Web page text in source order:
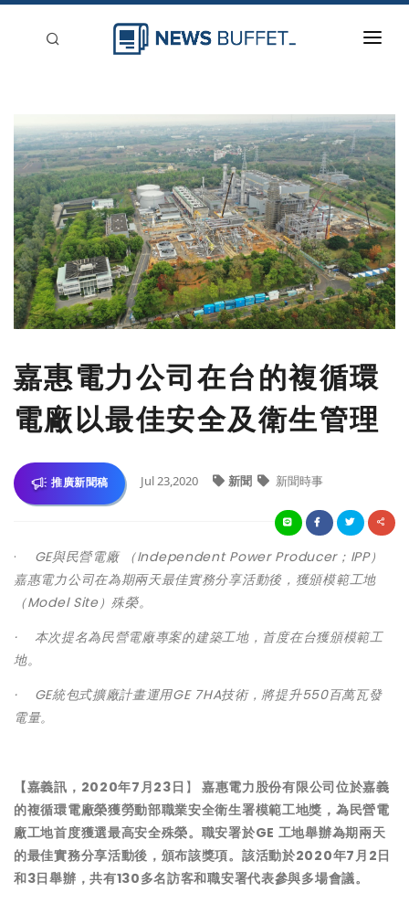
新聞稿分類
登入
刊登
嘉惠電力公司在台的複循環
電廠以最佳安全及衛生管理
推廣新聞稿 Jul 23,2020 新聞 新聞時事
· GE與民營電廠 （Independent Power Producer；IPP）
嘉惠電力公司在為期兩天最佳實務分享活動後，獲頒模範工地
（Model Site）殊榮。
· 本次提名為民營電廠專案的建築工地，首度在台獲頒模範工
地。
· GE統包式擴廠計畫運用GE 7HA技術，將提升550百萬瓦發
電量。
【嘉義訊，2020年7月23日 】 嘉惠電力股份有限公司位於嘉義
的複循環電廠榮獲勞動部職業安全衛生署模範工地獎，為民營電
廠工地首度獲選最高安全殊榮。職安署於GE 工地舉辦為期兩天
的最佳實務分享活動後，頒布該獎項。該活動於2020年7月2日
和3日舉辦，共有130多名訪客和職安署代表參與多場會議。